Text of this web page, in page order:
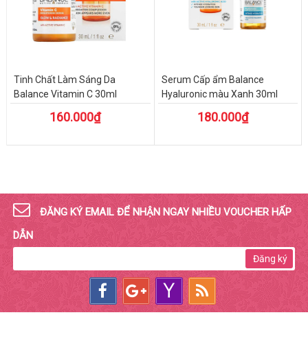
Tinh Chất Làm Sáng Da
Balance Vitamin C 30ml
160.000₫
Serum Cấp ẩm Balance
Hyaluronic màu Xanh 30ml
180.000₫
ĐĂNG KÝ EMAIL ĐỂ NHẬN NGAY NHIỀU VOUCHER HẤP
DẪN
Đăng ký